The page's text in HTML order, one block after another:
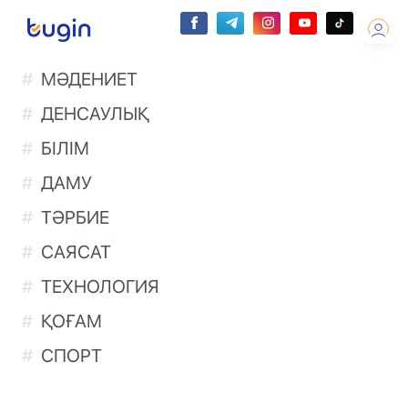
МӘДЕНИЕТ
ДЕНСАУЛЫҚ
БІЛІМ
ДАМУ
ТӘРБИЕ
САЯСАТ
ТЕХНОЛОГИЯ
ҚОҒАМ
СПОРТ